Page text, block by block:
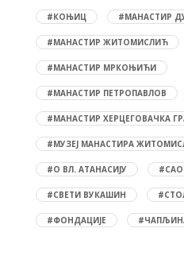
#КОЊИЦ #МАНАСТИР
#МАНАСТИР ЖИТОМИСЛИЋ
#МАНАСТИР МРКОЊИЋИ
#МАНАСТИР ПЕТРОПАВЛОВ
#МАНАСТИР ХЕРЦЕГОВАЧКА
#МУЗЕЈ МАНАСТИРА
#О ВЛ. АТАНАСИЈУ
#СВЕТИ ВУКАШИН
#ФОНДАЦИЈЕ